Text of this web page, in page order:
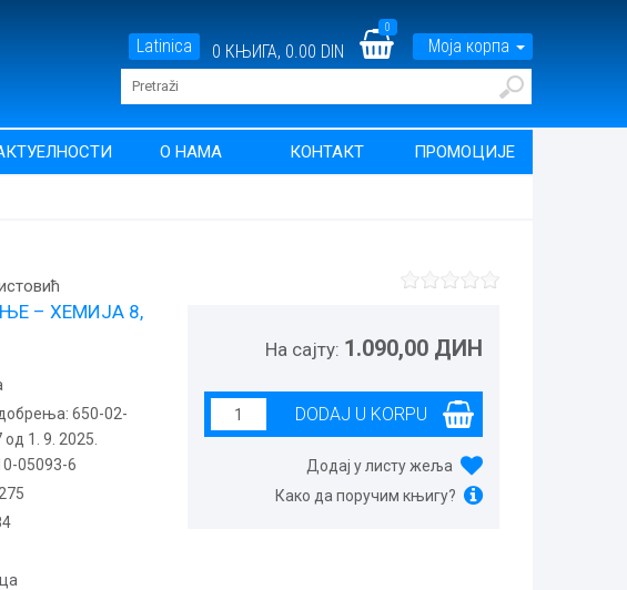
Latinica 0 КЊИГА, 0.00 DIN
0
Моја корпа
О НАМА КОНТАКТ ПРОМОЦИЈЕ
– ХЕМИЈА 8,
650-02-
1. 9. 2025.
05093-6
На сајту: 1.090,00 ДИН
Додај у листу жеља
Како да поручим књигу?